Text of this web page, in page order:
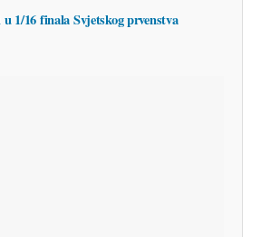
1/16 finala Svjetskog prvenstva